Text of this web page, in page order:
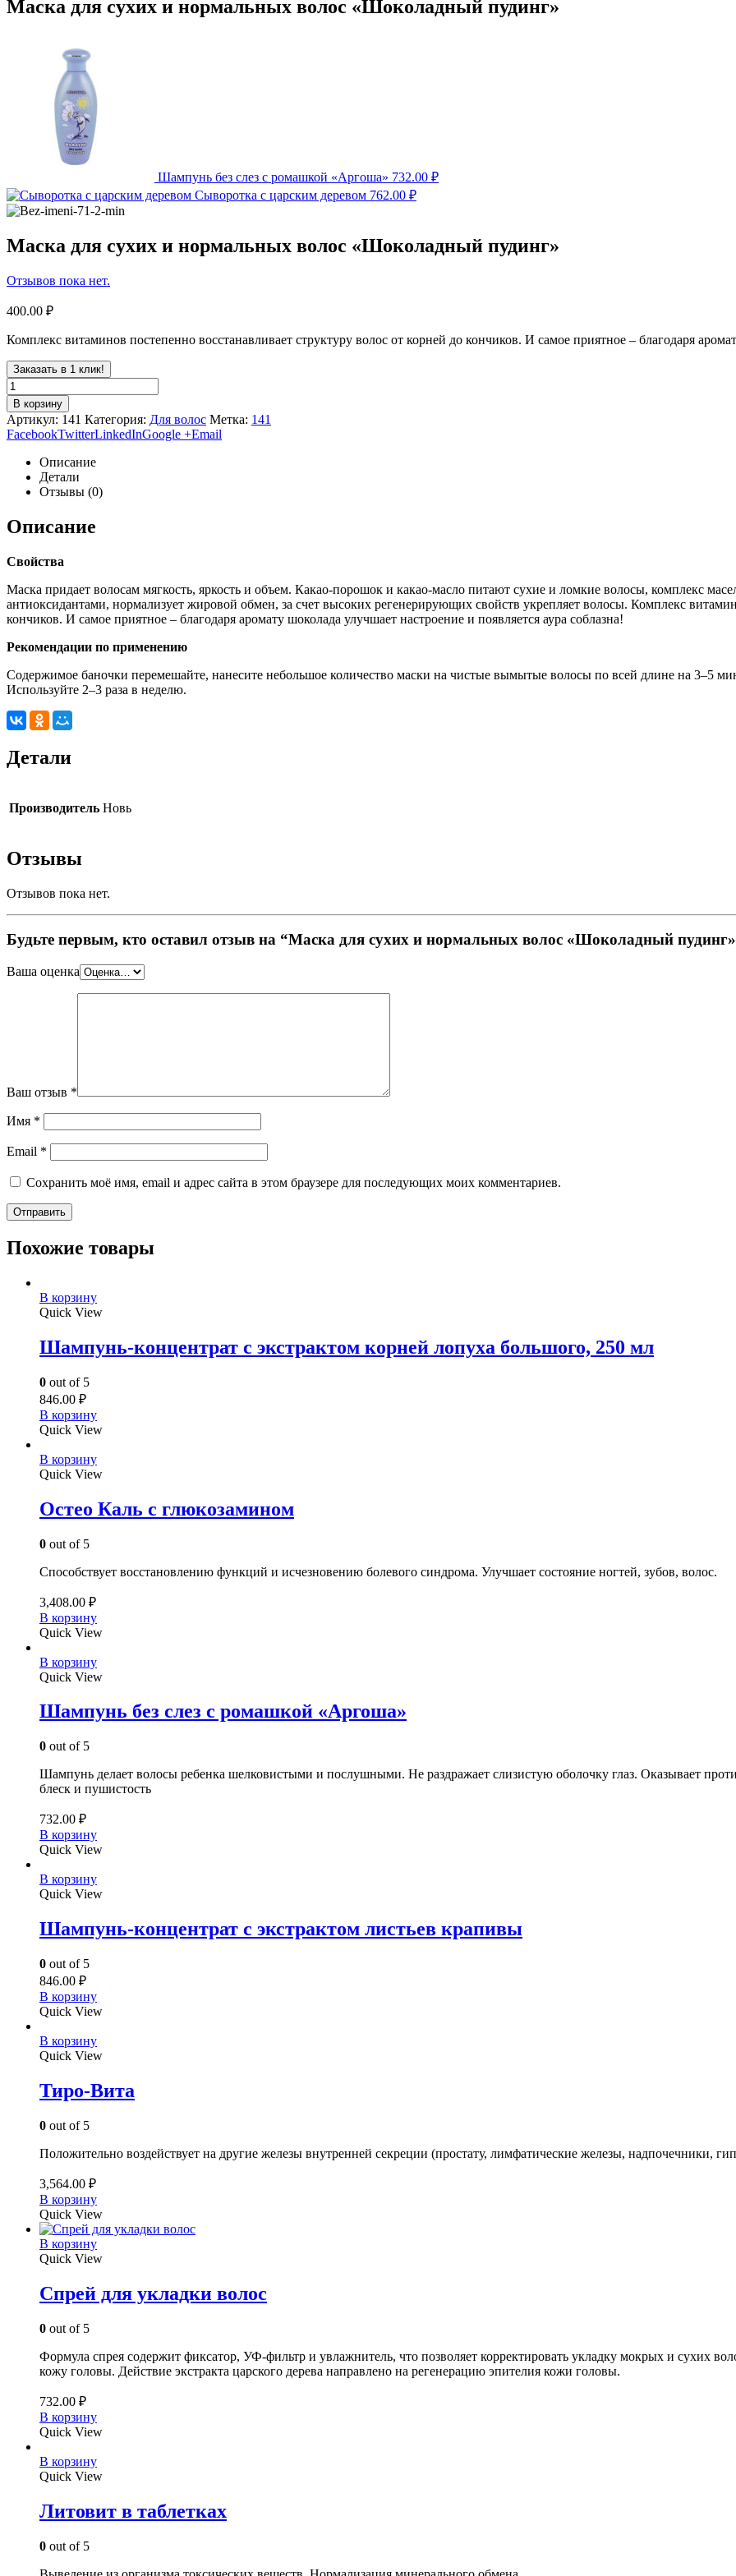
Маска для сухих и нормальных волос «Шоколадный пудинг»
Шампунь без слез с ромашкой «Аргоша» 732.00 ₽
Сыворотка с царским деревом 762.00 ₽
Маска для сухих и нормальных волос «Шоколадный пудинг»
Отзывов пока нет.
400.00 ₽
Комплекс витаминов постепенно восстанавливает структуру волос от корней до кончиков. И самое приятное – благодаря
Заказать в 1 клик!
В корзину
Артикул: 141 Категория: Для волос Метка: 141
FacebookTwitterLinkedInGoogle +Email
Описание
Детали
Отзывы (0)
Описание
Свойства
Маска придает волосам мягкость, яркость и объем. Какао-порошок и какао-масло питают сухие и ломкие волосы, комплекс
антиоксидантами, нормализует жировой обмен, за счет высоких регенерирующих свойств укрепляет волосы. Комплекс
кончиков. И самое приятное – благодаря аромату шоколада улучшает настроение и появляется аура соблазна!
Рекомендации по применению
Содержимое баночки перемешайте, нанесите небольшое количество маски на чистые вымытые волосы по всей длине на 3–5
Используйте 2–3 раза в неделю.
Детали
Производитель Новь
Отзывы
Отзывов пока нет.
Будьте первым, кто оставил отзыв на “Маска для сухих и нормальных волос «Шоколадный
Ваша оценка
Ваш отзыв *
Имя *
Email *
Сохранить моё имя, email и адрес сайта в этом браузере для последующих моих комментариев.
Похожие товары
В корзину
Quick View
Шампунь-концентрат с экстрактом корней лопуха большого, 250 мл
0 out of 5
846.00 ₽
В корзину
Quick View
В корзину
Quick View
Остео Каль с глюкозамином
0 out of 5
Способствует восстановлению функций и исчезновению болевого синдрома. Улучшает состояние ногтей, зубов, волос.
3,408.00 ₽
В корзину
Quick View
В корзину
Quick View
Шампунь без слез с ромашкой «Аргоша»
0 out of 5
Шампунь делает волосы ребенка шелковистыми и послушными. Не раздражает слизистую оболочку глаз. Оказывает
блеск и пушистость
732.00 ₽
В корзину
Quick View
В корзину
Quick View
Шампунь-концентрат с экстрактом листьев крапивы
0 out of 5
846.00 ₽
В корзину
Quick View
В корзину
Quick View
Тиро-Вита
0 out of 5
Положительно воздействует на другие железы внутренней секреции (простату, лимфатические железы, надпочечники,
3,564.00 ₽
В корзину
Quick View
В корзину
Quick View
Спрей для укладки волос
0 out of 5
Формула спрея содержит фиксатор, УФ-фильтр и увлажнитель, что позволяет корректировать укладку мокрых и сухих
кожу головы. Действие экстракта царского дерева направлено на регенерацию эпителия кожи головы.
732.00 ₽
В корзину
Quick View
В корзину
Quick View
Литовит в таблетках
0 out of 5